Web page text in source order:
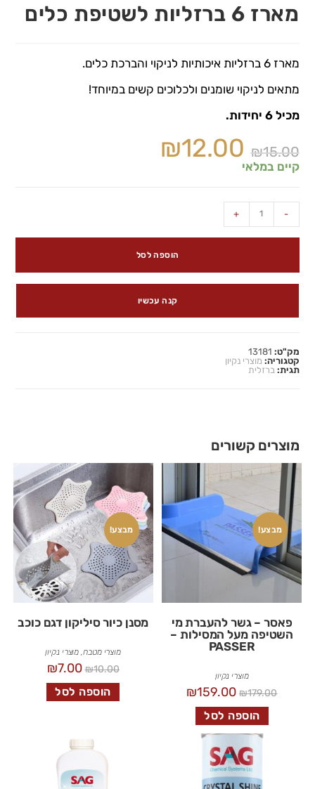
מארז 6 ברזליות לשטיפת כלים
מארז 6 ברזליות איכותיות לניקוי והברכת כלים.
מתאים לניקוי שומנים ולכלוכים קשים במיוחד!
מכיל 6 יחידות.
₪15.00
₪12.00
קיים במלאי
-
+
הוספה לסל
קנה עכשיו
מק"ט: 13181
קטגוריה: מוצרי נקיון
תגית: ברזלית
מוצרים קשורים
מבצע!
פאסר – גשר להעברת מי
השטיפה מעל המסילות –
PASSER
מוצרי נקיון
₪179.00
₪159.00
הוספה לסל
מבצע!
מסנן כיור סיליקון דגם כוכב
מוצרי מטבח, מוצרי נקיון
₪10.00
₪7.00
הוספה לסל